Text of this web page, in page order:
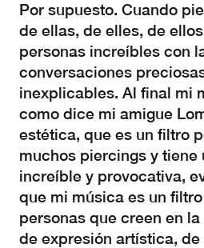
Por supuesto. Cuando
de ellas, de elles, de
personas increíbles con
conversaciones
inexplicables. Al final mi
como dice mi amigue
estética, que es un filtro
muchos piercings y tiene
increíble y provocativa,
que mi música es un
personas que creen en
de expresión artística, de